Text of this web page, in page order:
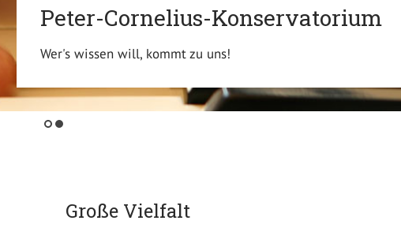
Peter-Cornelius-Konservatorium
Wer's wissen will, kommt zu uns!
Große Vielfalt